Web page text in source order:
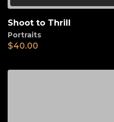
Shoot to Thrill
Portraits
$40.00